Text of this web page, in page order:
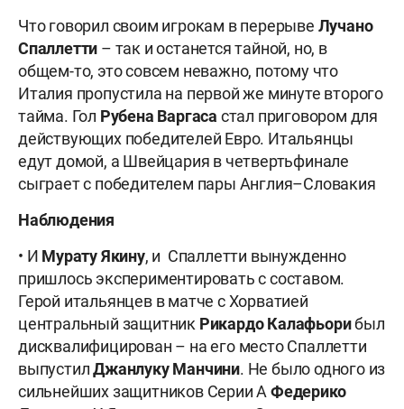
Что говорил своим игрокам в перерыве Лучано
Спаллетти – так и останется тайной, но, в
общем-то, это совсем неважно, потому что
Италия пропустила на первой же минуте второго
тайма. Гол Рубена Варгаса стал приговором для
действующих победителей Евро. Итальянцы
едут домой, а Швейцария в четвертьфинале
сыграет с победителем пары Англия–Словакия
Наблюдения
• И Мурату Якину, и Спаллетти вынужденно
пришлось экспериментировать с составом.
Герой итальянцев в матче с Хорватией
центральный защитник Рикардо Калафьорибыл
дисквалифицирован – на его место Спаллетти
выпустилДжанлуку Манчини. Не было одного из
сильнейших защитников Серии АФедерико